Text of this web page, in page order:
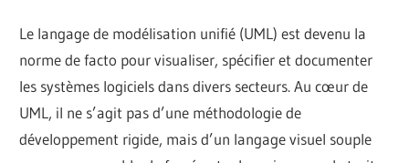
Le langage de modélisation unifié (UML) est devenu la
norme de facto pour visualiser, spécifier et documenter
les systèmes logiciels dans divers secteurs. Au cœur de
UML, il ne s’agit pas d’une méthodologie de
développement rigide, mais d’un langage visuel souple